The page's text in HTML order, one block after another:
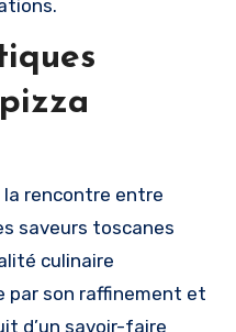
la rencontre entre
saveurs toscanes
culinaire
par son raffinement et
d’un savoir-faire